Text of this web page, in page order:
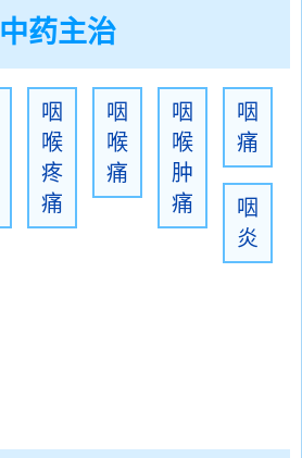
中药主治
咽
喉
疼
痛
咽
喉
痛
咽
喉
肿
痛
咽
痛
咽
炎